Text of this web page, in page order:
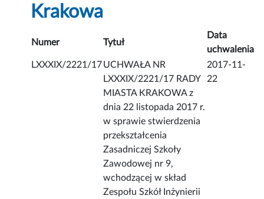
Krakowa
Numer Tytuł
Data
uchwalenia
LXXXIX/2221/17UCHWAŁA NR
LXXXIX/2221/17 RADY
MIASTA KRAKOWA z
dnia 22 listopada 2017 r.
w sprawie stwierdzenia
przekształcenia
Zasadniczej Szkoły
Zawodowej nr 9,
wchodzącej w skład
Zespołu Szkół Inżynierii
2017-11-
22